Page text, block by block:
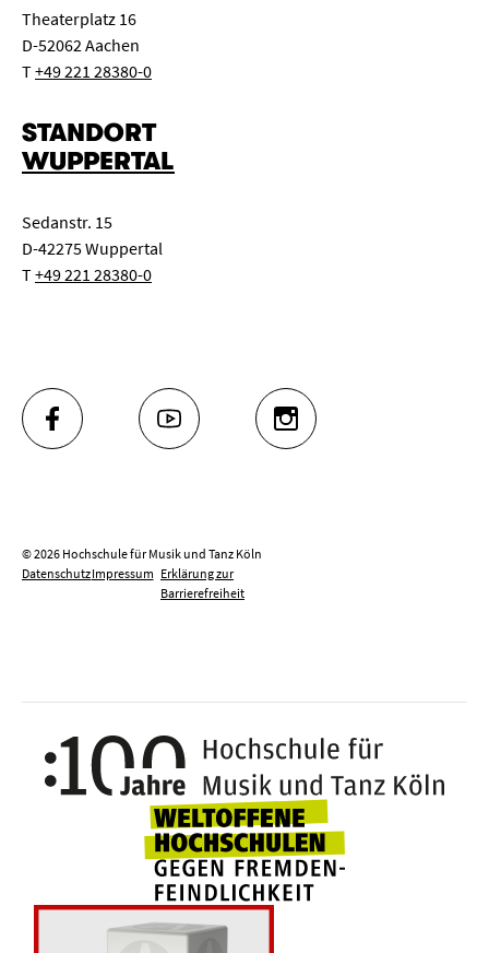
Theaterplatz 16
D-52062 Aachen
T+49 221 28380-0
STANDORT
WUPPERTAL
Sedanstr. 15
D-42275 Wuppertal
T+49 221 28380-0
FACEBOOK YOUTUBE INSTAGRAM
© 2026 Hochschule für Musik und Tanz Köln
DatenschutzImpressum Erklärung zur
Barrierefreiheit